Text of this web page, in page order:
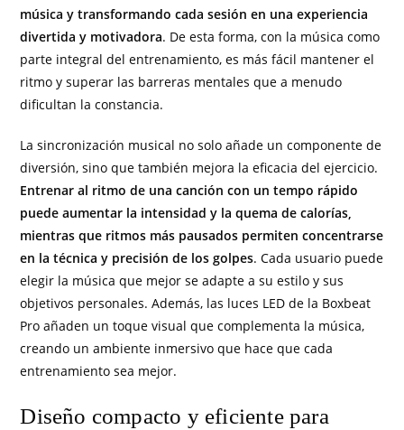
música y transformando cada sesión en una experiencia
divertida y motivadora. De esta forma, con la música como
parte integral del entrenamiento, es más fácil mantener el
ritmo y superar las barreras mentales que a menudo
dificultan la constancia.
La sincronización musical no solo añade un componente de
diversión, sino que también mejora la eficacia del ejercicio.
Entrenar al ritmo de una canción con un tempo rápido
puede aumentar la intensidad y la quema de calorías,
mientras que ritmos más pausados permiten concentrarse
en la técnica y precisión de los golpes. Cada usuario puede
elegir la música que mejor se adapte a su estilo y sus
objetivos personales. Además, las luces LED de la Boxbeat
Pro añaden un toque visual que complementa la música,
creando un ambiente inmersivo que hace que cada
entrenamiento sea mejor.
Diseño compacto y eficiente para